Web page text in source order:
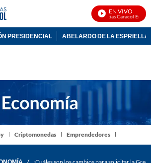
EN VIVO
Noticias Caracol En Vivo
PRESIDENCIAL ABELARDO DE LA ESPRIELLA
Criptomonedas Emprendedores